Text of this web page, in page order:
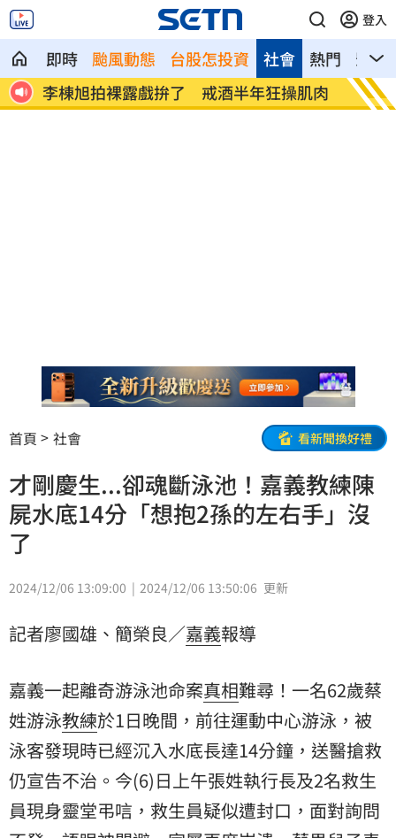
登入
即時 颱風動態 台股怎投資 熱門 影音
社會
肉
「白海豚」最快明發海警 卓榮泰發聲了
華邦
建
首頁 社會 看新聞換好禮
才剛慶生...卻魂斷泳池！嘉義教練陳
屍水底14分「想抱2孫的左右手」沒
了
2024/12/06 13:09:00 2024/12/06 13:50:06 更新
記者廖國雄、簡榮良／嘉義報導
嘉義一起離奇游泳池命案真相難尋！一名62歲蔡
姓游泳教練於1日晚間，前往運動中心游泳，被
泳客發現時已經沉入水底長達14分鐘，送醫搶救
仍宣告不治。今(6)日上午張姓執行長及2名救生
員現身靈堂弔唁，救生員疑似遭封口，面對詢問